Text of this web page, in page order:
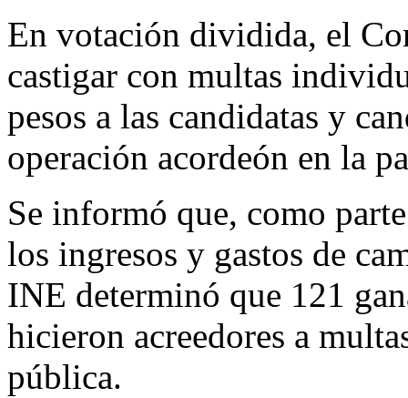
En votación dividida, el
castigar con multas
pesos a las candidatas y
operación acordeón en la
Se informó que, como
los ingresos y gastos de
INE determinó que 121
hicieron acreedores a
pública.